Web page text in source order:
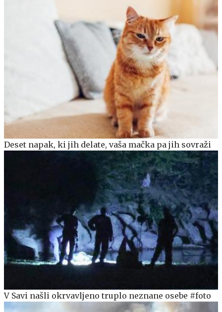
Deset napak, ki jih delate, vaša mačka pa jih sovraži
V Savi našli okrvavljeno truplo neznane osebe #foto